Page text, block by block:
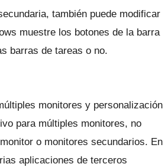
también puede modificar
muestre los botones de la barra
barras de tareas o no.
monitores y personalización
para múltiples monitores, no
o monitores secundarios. En
aplicaciones de terceros